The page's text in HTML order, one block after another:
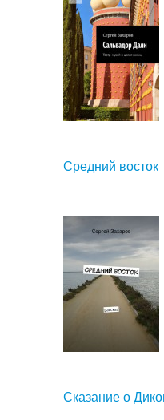
Средний восток
Сказание о